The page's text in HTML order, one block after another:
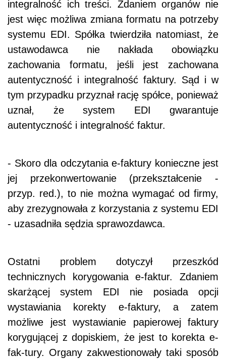
integralność ich treści. Zdaniem organów nie
jest więc możliwa zmiana formatu na potrzeby
systemu EDI. Spółka twierdziła natomiast, że
ustawodawca nie nakłada obowiązku
zachowania formatu, jeśli jest zachowana
autentyczność i integralność faktury. Sąd i w
tym przypadku przyznał rację spółce, ponieważ
uznał, że system EDI gwarantuje
autentyczność i integralność faktur.
- Skoro dla odczytania e-faktury konieczne jest
jej przekonwertowanie (przekształcenie -
przyp. red.), to nie można wymagać od firmy,
aby zrezygnowała z korzystania z systemu EDI
- uzasadniła sędzia sprawozdawca.
Ostatni problem dotyczył przeszkód
technicznych korygowania e-faktur. Zdaniem
skarżącej system EDI nie posiada opcji
wystawiania korekty e-faktury, a zatem
możliwe jest wystawianie papierowej faktury
korygującej z dopiskiem, że jest to korekta e-
fak-tury. Organy zakwestionowały taki sposób